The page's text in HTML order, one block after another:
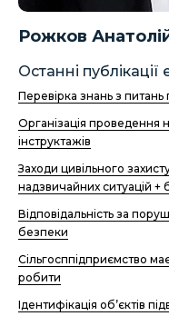
Рожков
Останні публікації
Перевірка знань з
Організація
інструктажів
Заходи цивільного
надзвичайних ситуацій +
Відповідальність за
безпеки
Сільгосппідприємство
робити
Ідентифікація об’єктів